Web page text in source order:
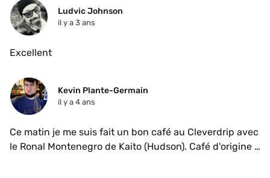
Ludvic Johnson
il y a 3 ans
Kevin Plante-Germain
il y a 4 ans
Ce matin je me suis fait un bon café au Cleverdrip avec
le Ronal Montenegro de Kaito (Hudson). Café d'origine